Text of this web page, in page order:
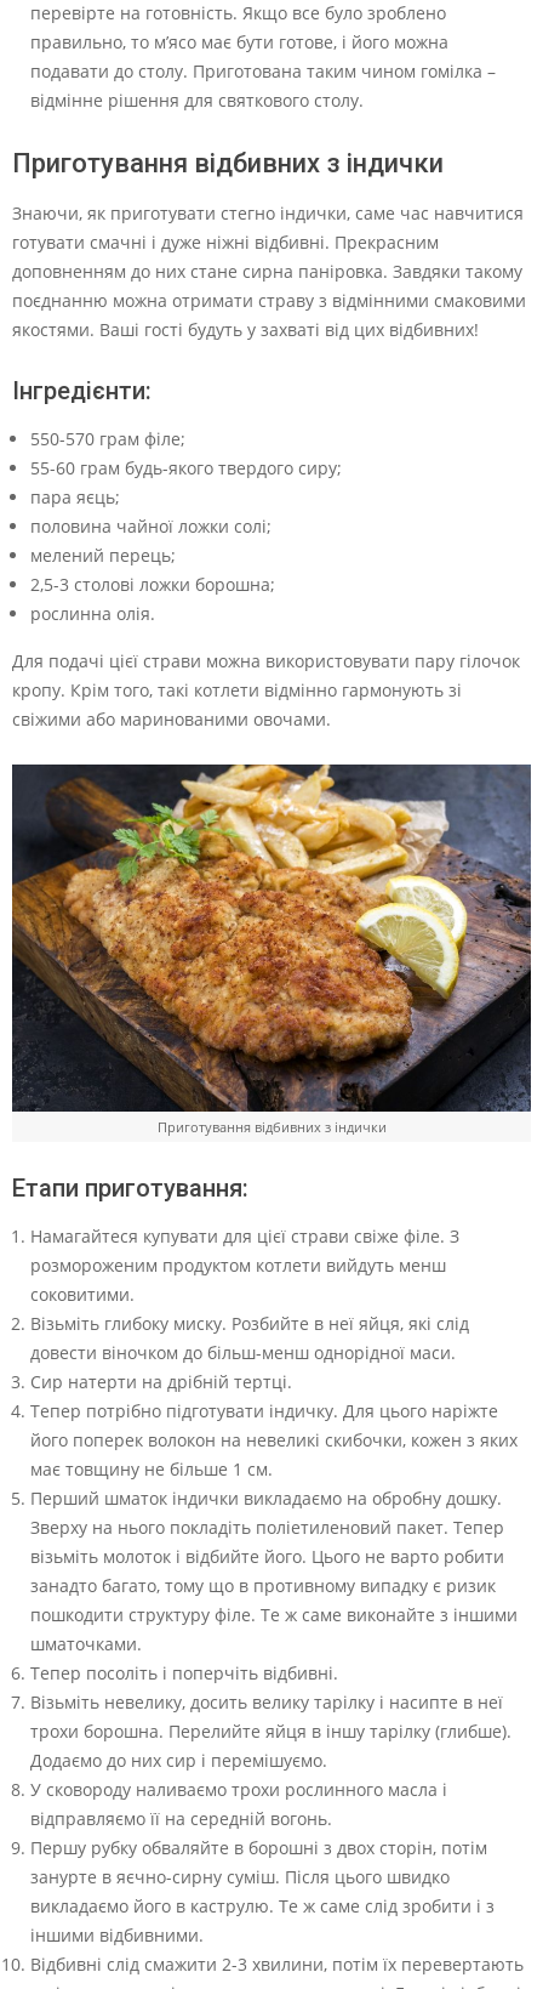
перевірте на готовність. Якщо все було зроблено
правильно, то м’ясо має бути готове, і його можна
подавати до столу. Приготована таким чином гомілка –
відмінне рішення для святкового столу.
Приготування відбивних з індички
Знаючи, як приготувати стегно індички, саме час навчитися
готувати смачні і дуже ніжні відбивні. Прекрасним
доповненням до них стане сирна паніровка. Завдяки такому
поєднанню можна отримати страву з відмінними смаковими
якостями. Ваші гості будуть у захваті від цих відбивних!
Інгредієнти:
550-570 грам філе;
55-60 грам будь-якого твердого сиру;
пара яєць;
половина чайної ложки солі;
мелений перець;
2,5-3 столові ложки борошна;
рослинна олія.
Для подачі цієї страви можна використовувати пару гілочок
кропу. Крім того, такі котлети відмінно гармонують зі
свіжими або маринованими овочами.
Приготування відбивних з індички
Етапи приготування:
Намагайтеся купувати для цієї страви свіже філе. З
розмороженим продуктом котлети вийдуть менш
соковитими.
Візьміть глибоку миску. Розбийте в неї яйця, які слід
довести віночком до більш-менш однорідної маси.
Сир натерти на дрібній тертці.
Тепер потрібно підготувати індичку. Для цього наріжте
його поперек волокон на невеликі скибочки, кожен з яких
має товщину не більше 1 см.
Перший шматок індички викладаємо на обробну дошку.
Зверху на нього покладіть поліетиленовий пакет. Тепер
візьміть молоток і відбийте його. Цього не варто робити
занадто багато, тому що в противному випадку є ризик
пошкодити структуру філе. Те ж саме виконайте з іншими
шматочками.
Тепер посоліть і поперчіть відбивні.
Візьміть невелику, досить велику тарілку і насипте в неї
трохи борошна. Перелийте яйця в іншу тарілку (глибше).
Додаємо до них сир і перемішуємо.
У сковороду наливаємо трохи рослинного масла і
відправляємо її на середній вогонь.
Першу рубку обваляйте в борошні з двох сторін, потім
занурте в яєчно-сирну суміш. Після цього швидко
викладаємо його в каструлю. Те ж саме слід зробити і з
іншими відбивними.
Відбивні слід смажити 2-3 хвилини, потім їх перевертають